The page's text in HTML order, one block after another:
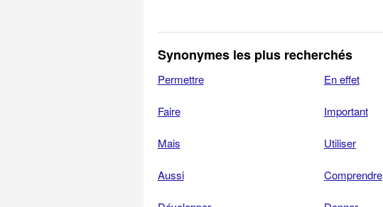
Synonymes les plus recherchés
Permettre En effet
Faire Important
Mais Utiliser
Aussi Comprendre